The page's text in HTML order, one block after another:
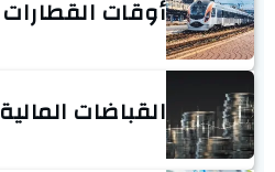
أوقات القطارات
القباضات المالية